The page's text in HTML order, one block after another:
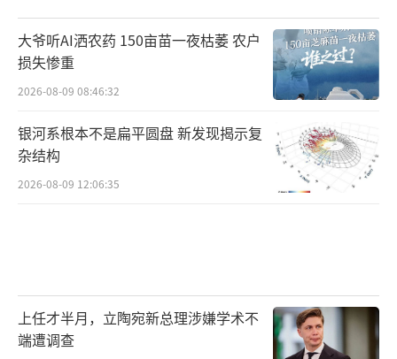
大爷听AI洒农药 150亩苗一夜枯萎 农户
损失惨重
2026-08-09 08:46:32
银河系根本不是扁平圆盘 新发现揭示复
杂结构
2026-08-09 12:06:35
上任才半月，立陶宛新总理涉嫌学术不
端遭调查